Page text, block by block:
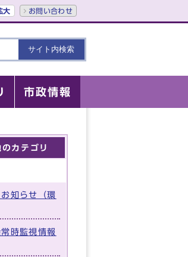
大 お問い合わせ
市政情報
カテゴリ
知らせ（環
時監視情報